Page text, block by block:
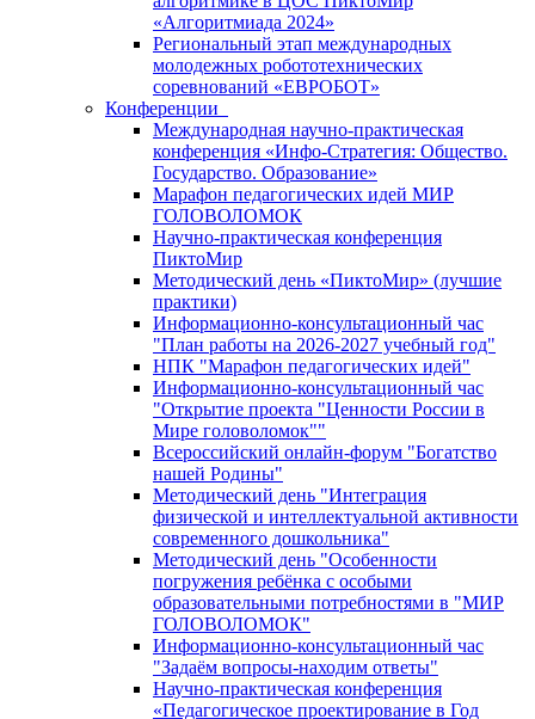
«Алгоритмиада 2024»
Региональный этап международных
молодежных робототехнических
соревнований «ЕВРОБОТ»
Конференции
Международная научно-практическая
конференция «Инфо-Стратегия: Общество.
Государство. Образование»
Марафон педагогических идей МИР
ГОЛОВОЛОМОК
Научно-практическая конференция
ПиктоМир
Методический день «ПиктоМир» (лучшие
практики)
Информационно-консультационный час
"План работы на 2026-2027 учебный год"
НПК "Марафон педагогических идей"
Информационно-консультационный час
"Открытие проекта "Ценности России в
Мире головоломок""
Всероссийский онлайн-форум "Богатство
нашей Родины"
Методический день "Интеграция
физической и интеллектуальной активности
современного дошкольника"
Методический день "Особенности
погружения ребёнка с особыми
образовательными потребностями в "МИР
ГОЛОВОЛОМОК"
Информационно-консультационный час
"Задаём вопросы-находим ответы"
Научно-практическая конференция
«Педагогическое проектирование в Год